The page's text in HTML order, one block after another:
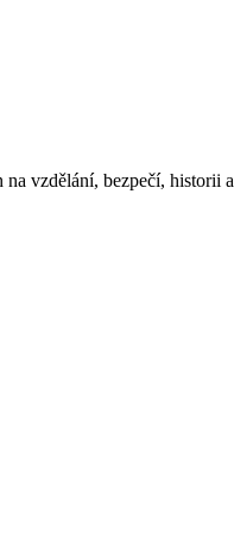
vzdělání, bezpečí, historii